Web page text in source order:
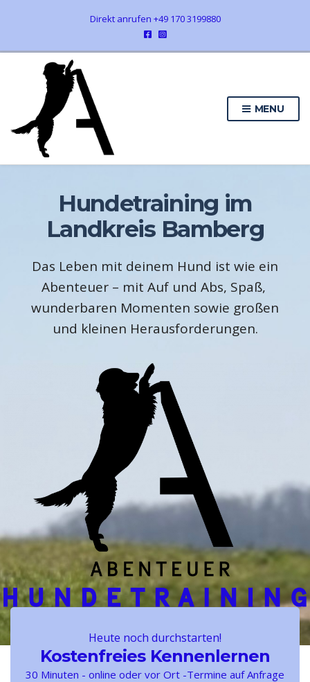
Direkt anrufen +49 170 3199880
MENU
Hundetraining im
Landkreis Bamberg
Das Leben mit deinem Hund ist wie ein
Abenteuer – mit Auf und Abs, Spaß,
wunderbaren Momenten sowie großen
und kleinen Herausforderungen.
Heute noch durchstarten!
Kostenfreies Kennenlernen
30 Minuten - online oder vor Ort -Termine auf Anfrage